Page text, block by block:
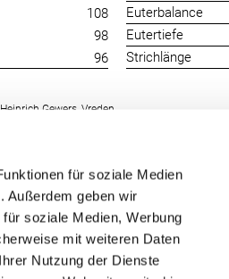
für soziale Medien
Außerdem geben wir
soziale Medien, Werbung
mit weiteren Daten
Nutzung der Dienste
108
98
96
Euterbalance
Eutertiefe
Strichlänge
Gewers, Vreden
Regionalzentrum
Pfalz/Saarland